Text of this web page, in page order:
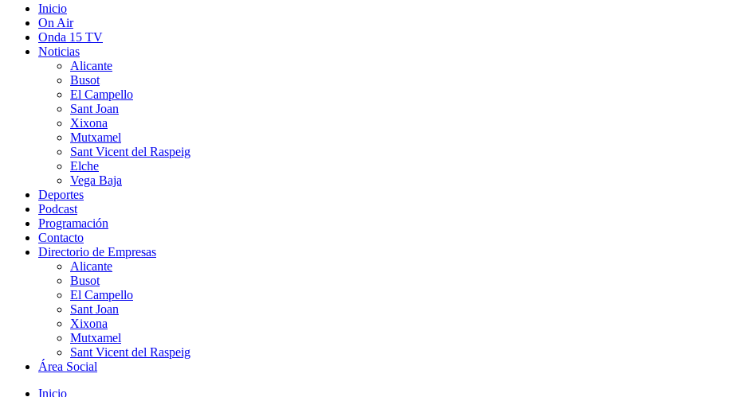
Inicio
On Air
Onda 15 TV
Noticias
Alicante
Busot
El Campello
Sant Joan
Xixona
Mutxamel
Sant Vicent del Raspeig
Elche
Vega Baja
Deportes
Podcast
Programación
Contacto
Directorio de Empresas
Alicante
Busot
El Campello
Sant Joan
Xixona
Mutxamel
Sant Vicent del Raspeig
Área Social
Inicio